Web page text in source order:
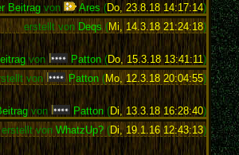
Beitragvon Ares(Do, 23.8.18 14:17:14)
erstellt von Deqs(Mi, 14.3.18 21:24:18)
von Patton(Do, 15.3.18 13:41:11)
von Patton(Mo, 12.3.18 20:04:55)
von Patton(Di, 13.3.18 16:28:40)
erstellt von WhatzUp?(Di, 19.1.16 12:43:13)